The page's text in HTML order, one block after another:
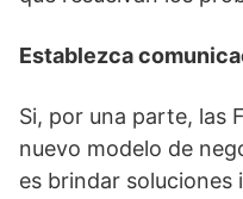
Establezca
Si, por una parte, las
nuevo modelo de
es brindar soluciones